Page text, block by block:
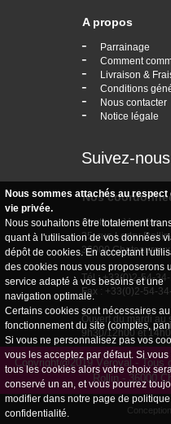
A propos
- Parrainage
- Comment
- Livraison &
- Conditions
- Nous contacter
- Notice légale
Suivez-
Nos
boutique Vogaine
35, rue Ledru Rollin
36000
Tél : +33(0)2-54-
Fax : +33(0)2-54-
Ouvert du mardi au
9h30/12h00 et
Copyright@2019 Véroval - Tous
Rollin - 36000
Nous sommes attachés au respect
vie privée.
Nous souhaitons être totalement
quant à l'utilisation de vos données
dépôt de cookies. En acceptant
des cookies nous vous proposerons
service adapté à vos besoins et une
navigation optimale.
Certains cookies sont nécessaires
fonctionnement du site (comptes,
Si vous ne personnalisez pas vos
vous les acceptez par défaut. Si
tous les cookies alors votre choix
conservé un an, et vous pourrez
modifier dans notre page de
confidentialité.